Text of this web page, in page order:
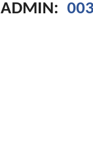
ADMIN: